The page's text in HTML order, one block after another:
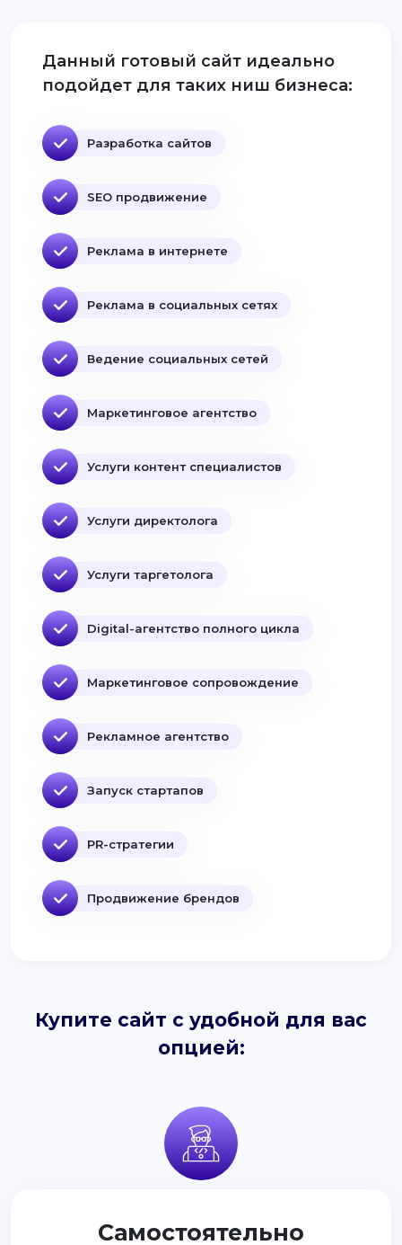
Данный готовый сайт идеально
подойдет для таких ниш бизнеса:
Разработка сайтов
SEO продвижение
Реклама в интернете
Реклама в социальных сетях
Ведение социальных сетей
Маркетинговое агентство
Услуги контент специалистов
Услуги директолога
Услуги таргетолога
Digital-агентство полного цикла
Маркетинговое сопровождение
Рекламное агентство
Запуск стартапов
PR-стратегии
Продвижение брендов
Купите сайт с удобной для вас
опцией:
Самостоятельно